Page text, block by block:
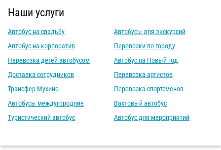
Наши услуги
Автобус на свадьбу
Автобус на корпоратив
Перевозка детей автобусом
Доставка сотрудников
Трансфер Мухино
Автобусы междугородние
Туристический автобус
Автобусы для экскурсий
Перевозки по городу
Автобус на Новый год
Перевозка артистов
Перевозка спортсменов
Вахтовый автобус
Автобус для мероприятий